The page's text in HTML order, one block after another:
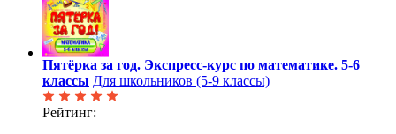
Пятёрка за год. Экспресс-курс по математике. 5-6
классы Для школьников (5-9 классы)
Рейтинг: